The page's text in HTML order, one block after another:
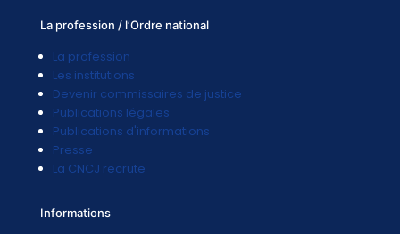
La profession / l’Ordre national
La profession
Les institutions
Devenir commissaires de justice
Publications légales
Publications d'informations
Presse
La CNCJ recrute
Informations